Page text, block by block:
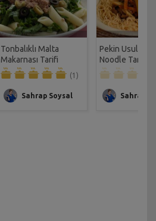
Tonbalıklı Malta
Makarnası Tarifi
(1)
Sahrap Soysal
Pekin Usulü Etli
Noodle Tarifi
Sahrap